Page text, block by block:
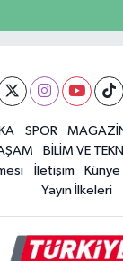
SPOR
BİLİM VE
İletişim Künye
Yayın İlkeleri